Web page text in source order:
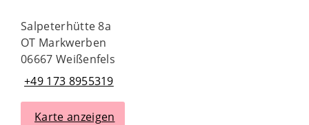
Salpeterhütte 8a
OT Markwerben
06667 Weißenfels
+49 173 8955319
Karte anzeigen